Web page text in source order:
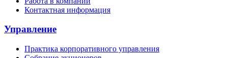
Контактная информация
Управление
Практика корпоративного управления